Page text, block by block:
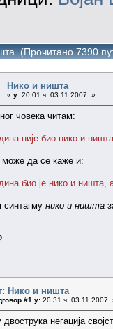
(Прочитано 7390
Нико и ништа
« у: 20.01 ч. 03.11.2007. »
човека читам:
није био нико и
да се каже и:
био је нико и ништа,
синтагму нико и ништа
Нико и ништа
#1 у: 20.31 ч. 03.11.2007.
негација